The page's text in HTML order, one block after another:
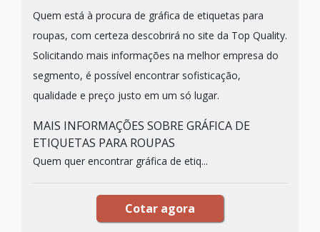
Quem está à procura de gráfica de etiquetas para
roupas, com certeza descobrirá no site da Top Quality.
Solicitando mais informações na melhor empresa do
segmento, é possível encontrar sofisticação,
qualidade e preço justo em um só lugar.
MAIS INFORMAÇÕES SOBRE GRÁFICA DE
ETIQUETAS PARA ROUPAS
Quem quer encontrar gráfica de etiq...
Cotar agora